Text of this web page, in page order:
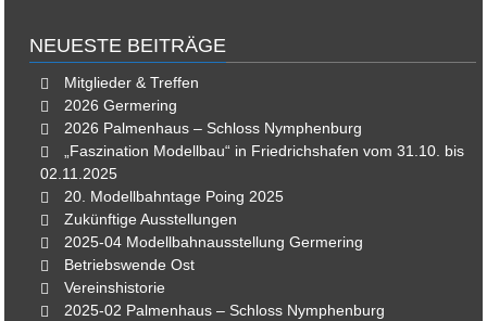
NEUESTE BEITRÄGE
Mitglieder & Treffen
2026 Germering
2026 Palmenhaus – Schloss Nymphenburg
„Faszination Modellbau“ in Friedrichshafen vom 31.10. bis
02.11.2025
20. Modellbahntage Poing 2025
Zukünftige Ausstellungen
2025-04 Modellbahnausstellung Germering
Betriebswende Ost
Vereinshistorie
2025-02 Palmenhaus – Schloss Nymphenburg